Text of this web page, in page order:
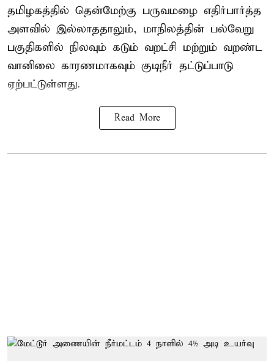
தமிழகத்தில் தென்மேற்கு பருவமழை எதிர்பார்த்த
அளவில் இல்லாததாலும், மாநிலத்தின் பல்வேறு
பகுதிகளில் நிலவும் கடும் வறட்சி மற்றும் வறண்ட
வானிலை காரணமாகவும் குடிநீர் தட்டுப்பாடு
ஏற்பட்டுள்ளது.
Read More